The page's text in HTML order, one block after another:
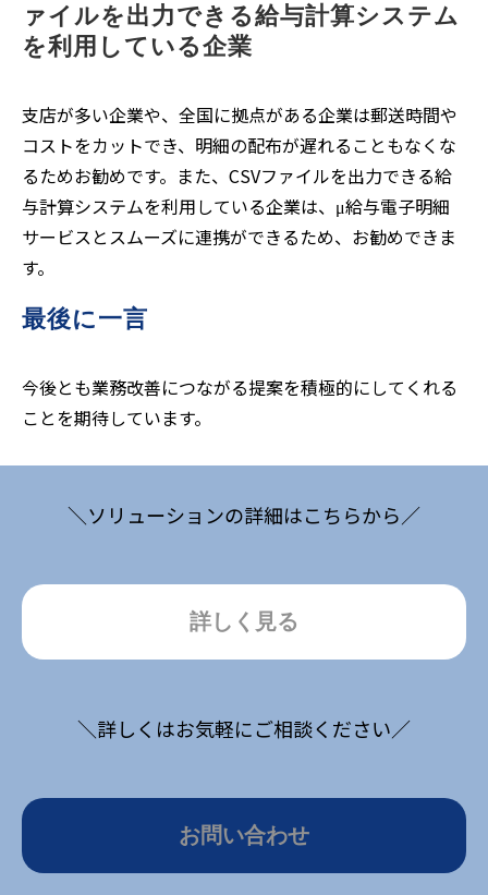
ァイルを出力できる給与計算システム
を利用している企業
支店が多い企業や、全国に拠点がある企業は郵送時間や
コストをカットでき、明細の配布が遅れることもなくな
るためお勧めです。また、CSVファイルを出力できる給
与計算システムを利用している企業は、μ給与電子明細
サービスとスムーズに連携ができるため、お勧めできま
す。
最後に一言
今後とも業務改善につながる提案を積極的にしてくれる
ことを期待しています。
＼ソリューションの詳細はこちらから／
詳しく見る
＼詳しくはお気軽にご相談ください／
お問い合わせ